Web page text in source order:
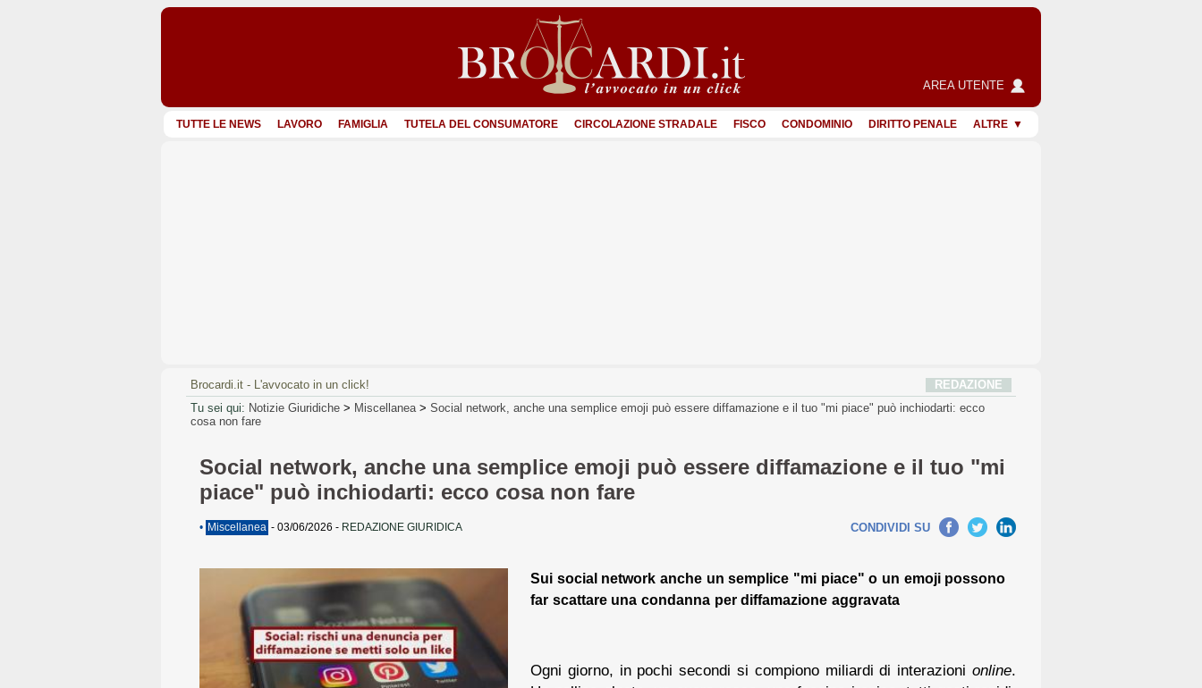
AREA UTENTE
TUTTE LE NEWS LAVORO FAMIGLIA TUTELA DEL CONSUMATORE CIRCOLAZIONE STRADALE FISCO CONDOMINIO DIRITTO PENALE ALTRE
Brocardi.it - L'avvocato in un click!
REDAZIONE
Tu sei qui: Notizie Giuridiche > Miscellanea > Social network, anche una semplice emoji può essere diffamazione e il tuo "mi piace" può inchiodarti: ecco
cosa non fare
Social network, anche una semplice emoji può essere diffamazione e il tuo "mi
piace" può inchiodarti: ecco cosa non fare
• Miscellanea - 03/06/2026 - REDAZIONE GIURIDICA CONDIVIDI SU
Sui social network anche un semplice "mi piace" o un emoji possono
far scattare una condanna per diffamazione aggravata
Ogni giorno, in pochi secondi si compiono miliardi di interazioni online.